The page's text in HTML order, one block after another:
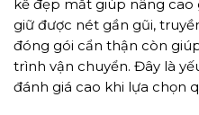
kế đẹp mắt giúp nâng cao
giữ được nét gần gũi,
đóng gói cẩn thận còn
trình vận chuyển. Đây là
đánh giá cao khi lựa chọn